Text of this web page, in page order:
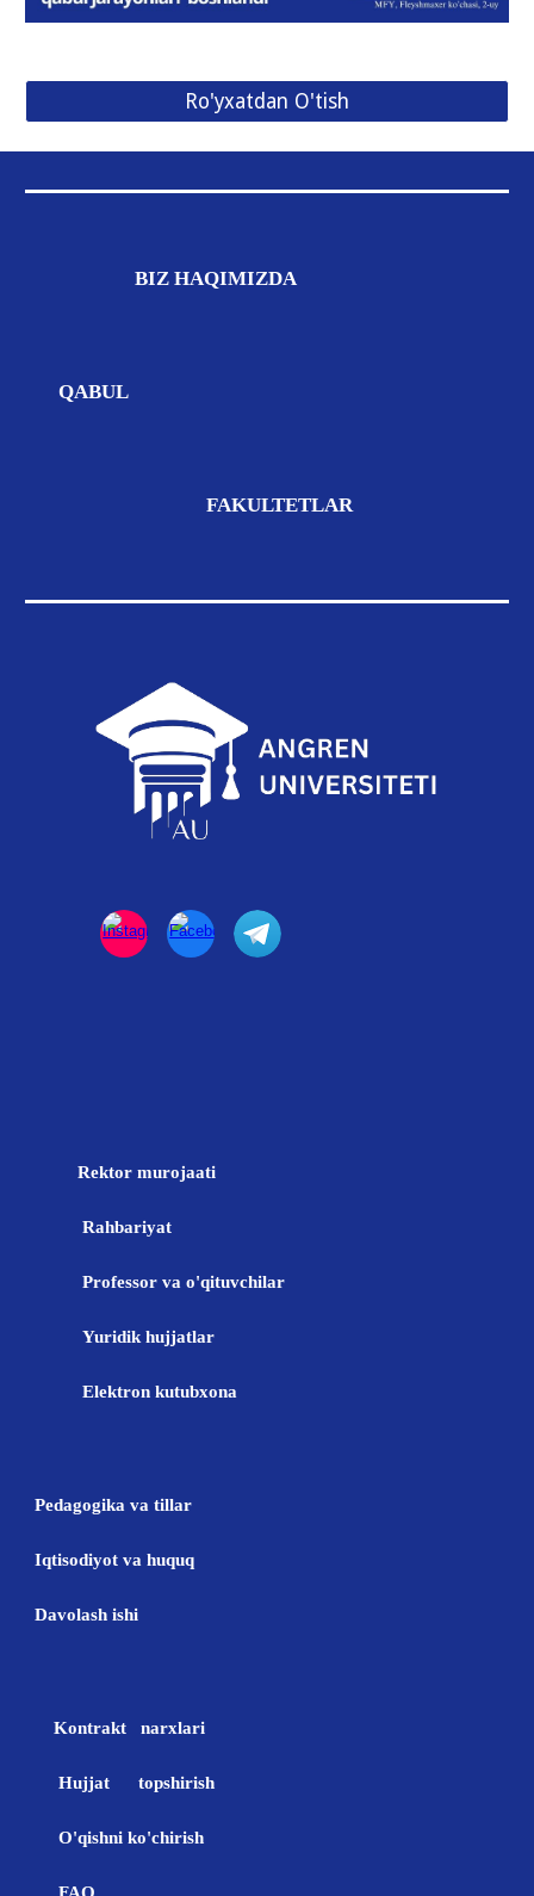
Ro'yxatdan O'tish
BIZ HAQIMIZDA
QABUL
FAKULTETLAR
Rektor murojaati
Rahbariyat
Professor va o'qituvchilar
Yuridik hujjatlar
Elektron kutubxona
Pedagogika va tillar
Iqtisodiyot va huquq
Davolash ishi
Kontrakt narxlari
Hujjat topshirish
O'qishni ko'chirish